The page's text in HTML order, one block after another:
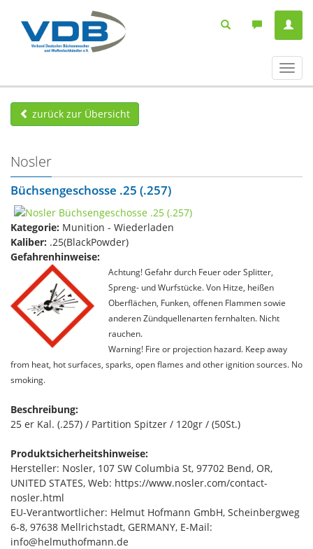
ein-/
zurück zur Übersicht
Nosler
Büchsengeschosse .25 (.257)
Kategorie: Munition - Wiederladen
Kaliber: .25(BlackPowder)
Gefahrenhinweise:
Achtung! Gefahr durch Feuer oder Splitter,
Spreng- und Wurfstücke. Von Hitze, heißen
Oberflächen, Funken, offenen Flammen sowie
anderen Zündquellenarten fernhalten. Nicht
rauchen.
Warning! Fire or projection hazard. Keep away
from heat, hot surfaces, sparks, open flames and other ignition sources. No
smoking.
Beschreibung:
25 er Kal. (.257) / Partition Spitzer / 120gr / (50St.)
Produktsicherheitshinweise:
Hersteller: Nosler, 107 SW Columbia St, 97702 Bend, OR,
UNITED STATES, Web: https://www.nosler.com/contact-
nosler.html
EU-Verantwortlicher: Helmut Hofmann GmbH, Scheinbergweg
6-8, 97638 Mellrichstadt, GERMANY, E-Mail:
info@helmuthofmann.de